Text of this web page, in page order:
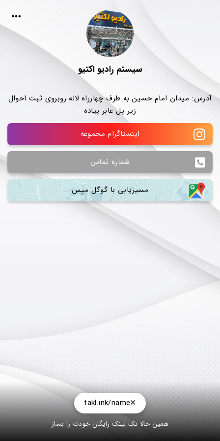
سیستم رادیو اکتیو
آدرس: میدان امام حسین به طرف چهارراه لاله روبروی ثبت احوال
زیر پل عابر پیاده
اینستاگرام مجموعه
شماره تماس
مسیریابی با گوگل مپس
takl.ink/name
همین حالا تک لینک رایگان خودت را بساز